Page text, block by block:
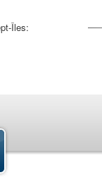
Îles: